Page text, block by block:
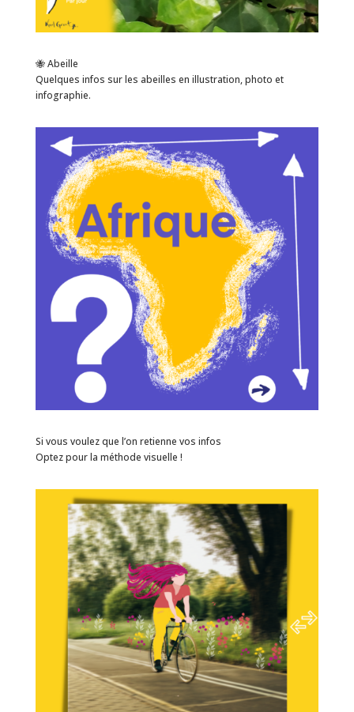
🐝 Abeille
Quelques infos sur les abeilles en illustration, photo et
infographie.
Si vous voulez que l’on retienne vos infos
Optez pour la méthode visuelle !